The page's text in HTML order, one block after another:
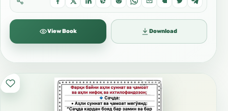
View Book Download